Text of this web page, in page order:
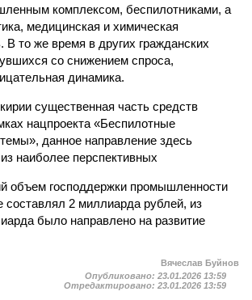
комплексом, беспилотниками, а
медицинская и химическая
то же время в других гражданских
со снижением спроса,
динамика.
существенная часть средств
нацпроекта «Беспилотные
данное направление здесь
наиболее перспективных
объем господдержки промышленности
составлял 2 миллиарда рублей, из
было направлено на развитие
Вячеслав Буйнов
Опубликовано: 23.01.2026 13:59
Отредактировано: 23.01.2026 13:59